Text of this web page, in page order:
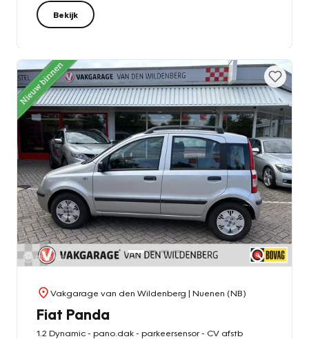
Bekijk
Vakgarage van den Wildenberg | Nuenen (NB)
Fiat Panda
1.2 Dynamic - pano.dak - parkeersensor - CV afstb